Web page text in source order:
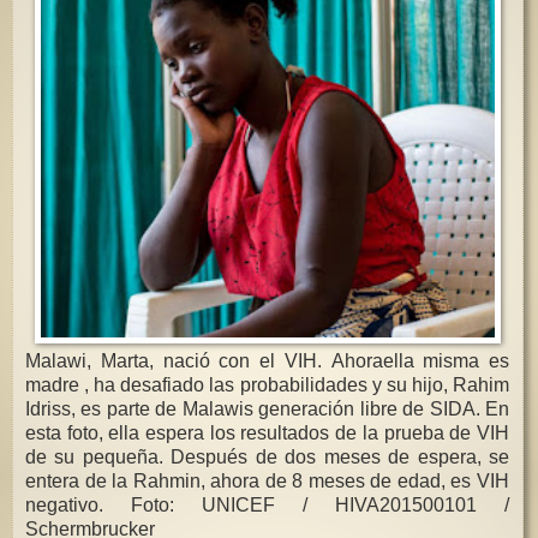
Malawi, Marta, nació con el VIH. Ahoraella misma es
madre , ha desafiado las probabilidades y su hijo, Rahim
Idriss, es parte de Malawis generación libre de SIDA. En
esta foto, ella espera los resultados de la prueba de VIH
de su pequeña. Después de dos meses de espera, se
entera de la Rahmin, ahora de 8 meses de edad, es VIH
negativo. Foto: UNICEF / HIVA201500101 /
Schermbrucker